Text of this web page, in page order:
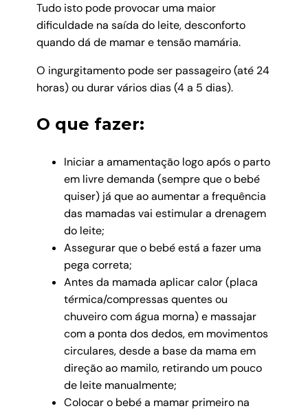
Tudo isto pode provocar uma maior
dificuldade na saída do leite, desconforto
quando dá de mamar e tensão mamária.
O ingurgitamento pode ser passageiro (até 24
horas) ou durar vários dias (4 a 5 dias).
O que fazer:
Iniciar a amamentação logo após o parto
em livre demanda (sempre que o bebé
quiser) já que ao aumentar a frequência
das mamadas vai estimular a drenagem
do leite;
Assegurar que o bebé está a fazer uma
pega correta;
Antes da mamada aplicar calor (placa
térmica/compressas quentes ou
chuveiro com água morna) e massajar
com a ponta dos dedos, em movimentos
circulares, desde a base da mama em
direção ao mamilo, retirando um pouco
de leite manualmente;
Colocar o bebé a mamar primeiro na